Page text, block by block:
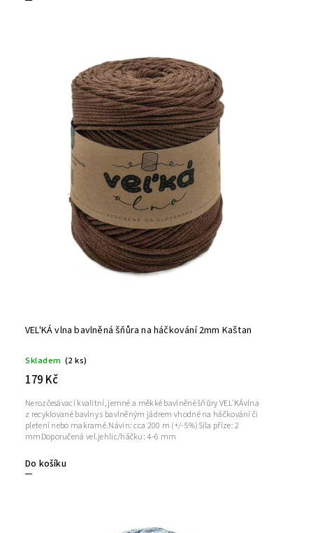
VEL'KÁ vlna bavlněná šňůra na háčkování 2mm Kaštan
Skladem (2 ks)
179 Kč
Do košíku
Nerozčesávací kvalitní, jemné a měkké bavlněné šňůry VEL'KÁvlna
z recyklované bavlny s bavlněným jádrem vhodné na háčkování či
pletení nebo makramé.Návin: cca 200 m (+/-5%)Síla příze: 2
mmDoporučená vel.jehlic/háčku: 4-6 mm